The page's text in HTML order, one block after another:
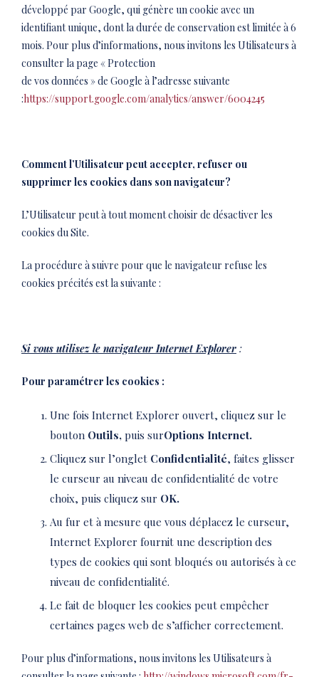
développé par Google, qui génère un cookie avec un
identifiant unique, dont la durée de conservation est limitée à 6
mois. Pour plus d’informations, nous invitons les Utilisateurs à
consulter la page « Protection
de vos données » de Google à l’adresse suivante
:https://support.google.com/analytics/answer/6004245
Comment l’Utilisateur peut accepter, refuser ou
supprimer les cookies dans son navigateur?
L’Utilisateur peut à tout moment choisir de désactiver les
cookies du Site.
La procédure à suivre pour que le navigateur refuse les
cookies précités est la suivante :
Si vous utilisez le navigateur Internet Explorer :
Pour paramétrer les cookies :
Une fois Internet Explorer ouvert, cliquez sur le
bouton Outils, puis surOptions Internet.
Cliquez sur l’onglet Confidentialité, faites glisser
le curseur au niveau de confidentialité de votre
choix, puis cliquez sur OK.
Au fur et à mesure que vous déplacez le curseur,
Internet Explorer fournit une description des
types de cookies qui sont bloqués ou autorisés à ce
niveau de confidentialité.
Le fait de bloquer les cookies peut empêcher
certaines pages web de s’afficher correctement.
Pour plus d’informations, nous invitons les Utilisateurs à